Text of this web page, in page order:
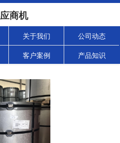
商机
关于我们 公司动态
客户案例 产品知识